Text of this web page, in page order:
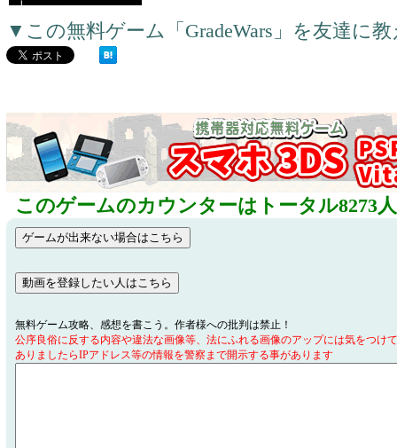
▼この無料ゲーム「GradeWars」を友達に
このゲームのカウンターはトータル8273
無料ゲーム攻略、感想を書こう。作者様への批判は禁止！
公序良俗に反する内容や違法な画像等、法にふれる画像のアップには気をつけ
ありましたらIPアドレス等の情報を警察まで開示する事があります